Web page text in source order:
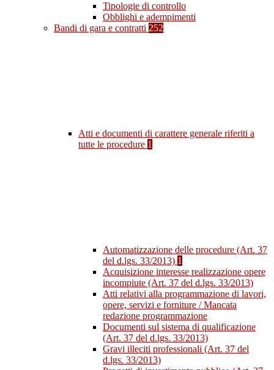
Tipologie di controllo
Obblighi e adempimenti
Bandi di gara e contratti 252
Atti e documenti di carattere generale riferiti a
tutte le procedure 1
Automatizzazione delle procedure (Art. 37
del d.lgs. 33/2013) 1
Acquisizione interesse realizzazione opere
incompiute (Art. 37 del d.lgs. 33/2013)
Atti relativi alla programmazione di lavori,
opere, servizi e forniture / Mancata
redazione programmazione
Documenti sul sistema di qualificazione
(Art. 37 del d.lgs. 33/2013)
Gravi illeciti professionali (Art. 37 del
d.lgs. 33/2013)